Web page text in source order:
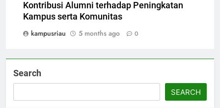
Kontribusi Alumni terhadap Peningkatan
Kampus serta Komunitas
kampusriau
5 months ago 0
Search
SEARCH